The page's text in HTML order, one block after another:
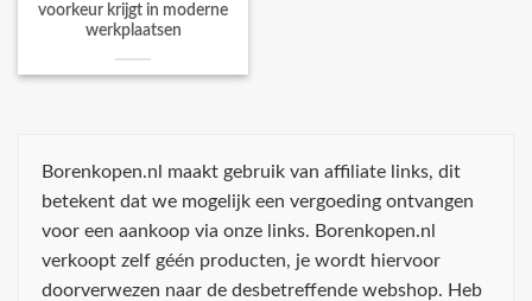
voorkeur krijgt in moderne
werkplaatsen
Borenkopen.nl maakt gebruik van affiliate links, dit
betekent dat we mogelijk een vergoeding ontvangen
voor een aankoop via onze links. Borenkopen.nl
verkoopt zelf géén producten, je wordt hiervoor
doorverwezen naar de desbetreffende webshop. Heb